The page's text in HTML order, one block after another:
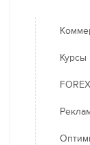
Курсы
FOREX